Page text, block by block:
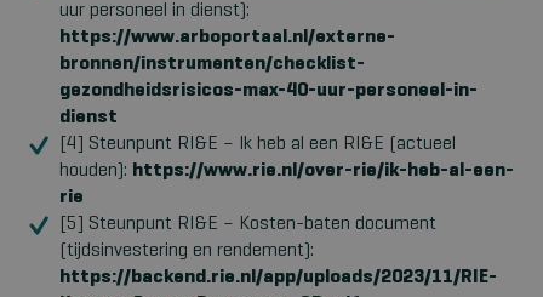
uur personeel in dienst):
https://www.arboportaal.nl/externe-
bronnen/instrumenten/checklist-
gezondheidsrisicos-max-40-uur-personeel-in-
dienst
[4] Steunpunt RI&E – Ik heb al een RI&E (actueel
houden): https://www.rie.nl/over-rie/ik-heb-al-een-
rie
[5] Steunpunt RI&E – Kosten-baten document
(tijdsinvestering en rendement):
https://backend.rie.nl/app/uploads/2023/11/RIE-